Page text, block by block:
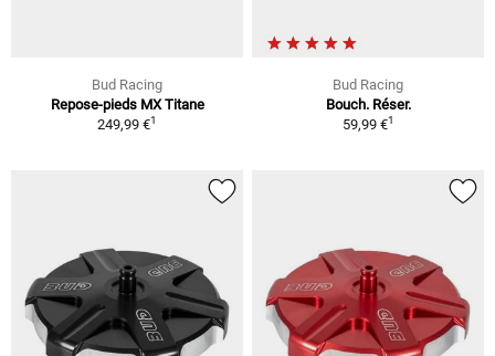
Bud Racing
Repose-pieds MX Titane
249,99 €1
Bud Racing
Bouch. Réser.
59,99 €1